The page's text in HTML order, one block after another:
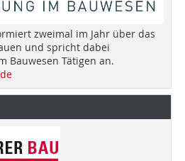
zweimal im Jahr über das
und spricht dabei
Bauwesen Tätigen an.